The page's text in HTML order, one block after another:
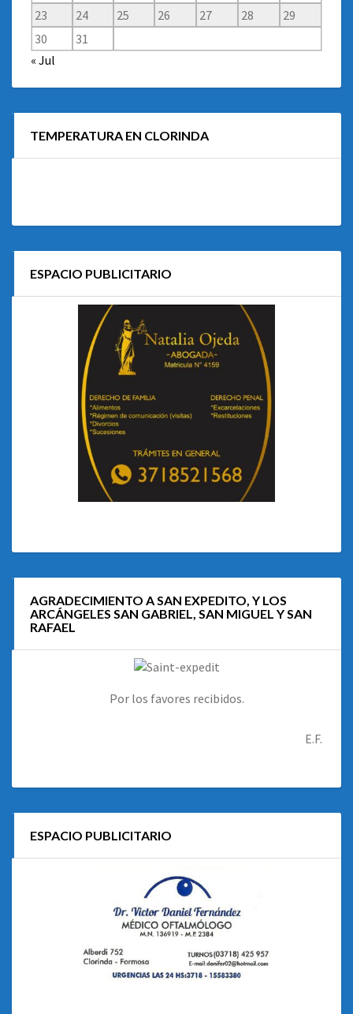
23
24 25 26 27 28
29
30
31
« Jul
TEMPERATURA EN CLORINDA
ESPACIO PUBLICITARIO
AGRADECIMIENTO A SAN EXPEDITO, Y LOS
ARCÁNGELES SAN GABRIEL, SAN MIGUEL Y SAN
RAFAEL
Por los favores recibidos.
E.F.
ESPACIO PUBLICITARIO